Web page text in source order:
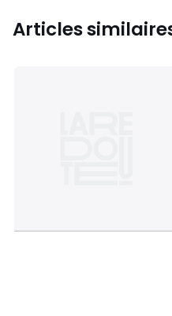
Articles